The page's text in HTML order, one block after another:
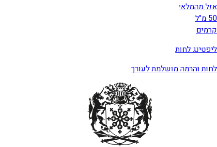
אזל מהמלאי
50 מ"ל
קרמים
ליפטינג לחות
לחות והרמה מושלמת לעורך